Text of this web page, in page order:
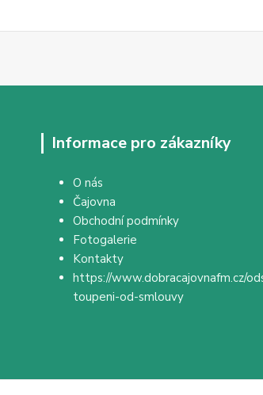
Informace pro zákazníky
O nás
Čajovna
Obchodní podmínky
Fotogalerie
Kontakty
https://www.dobracajovnafm.cz/
toupeni-od-smlouvy